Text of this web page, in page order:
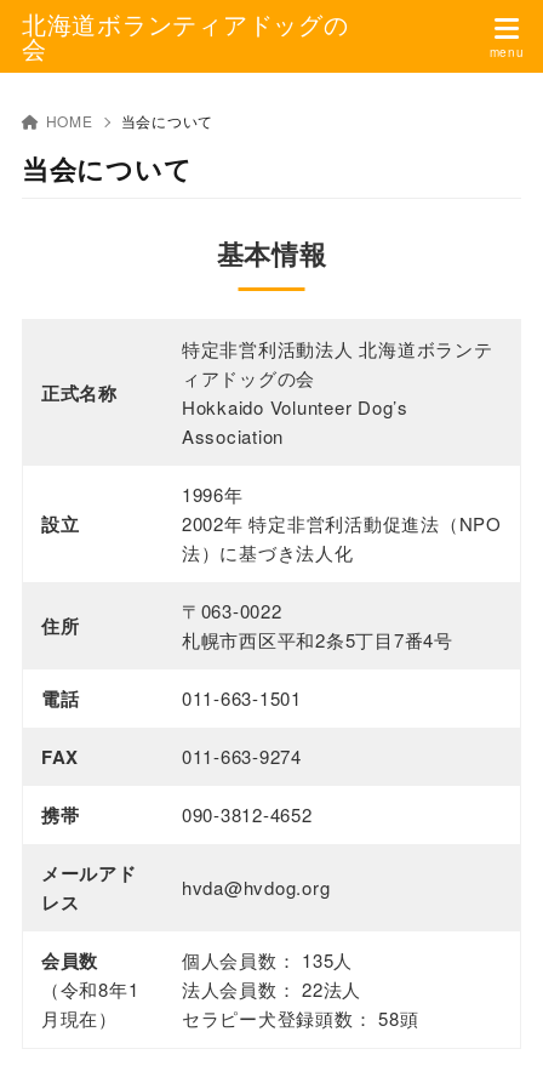
北海道ボランティアドッグの
会
HOME 当会について
当会について
基本情報
正式名称
特定非営利活動法人 北海道ボランテ
ィアドッグの会
Hokkaido Volunteer Dog’s
Association
設立
1996年
2002年 特定非営利活動促進法（NPO
法）に基づき法人化
住所
〒063-0022
札幌市西区平和2条5丁目7番4号
電話 011-663-1501
FAX 011-663-9274
携帯 090-3812-4652
メールアド
レス
hvda@hvdog.org
会員数
（令和8年1
月現在）
個人会員数： 135人
法人会員数： 22法人
セラピー犬登録頭数： 58頭